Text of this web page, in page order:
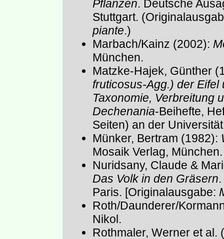
Pflanzen. Deutsche
Stuttgart.
piante.)
Marbach/Kainz (2002):
München.
Matzke-Hajek, Günther
fruticosus-Agg.) der
Taxonomie, Verbreitung
Dechenania-Beihefte,
Seiten) an der
Münker, Bertram (1982):
Mosaik Verlag, München.
Nuridsany, Claude &
Das Volk in den Gräsern
Paris. [Originalausgabe:
Roth/Daunderer/
Nikol.
Rothmaler, Werner et al.